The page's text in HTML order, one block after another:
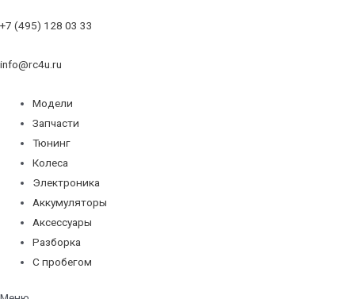
+7 (495) 128 03 33
info@rc4u.ru
Модели
Запчасти
Тюнинг
Колеса
Электроника
Аккумуляторы
Аксессуары
Разборка
С пробегом